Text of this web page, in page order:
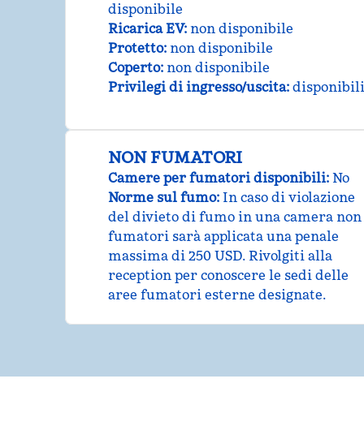
disponibile
Ricarica EV: non disponibile
Protetto: non disponibile
Coperto: non disponibile
Privilegi di ingresso/uscita: disponibili
NON FUMATORI
Camere per fumatori disponibili: No
Norme sul fumo: In caso di violazione
del divieto di fumo in una camera non
fumatori sarà applicata una penale
massima di 250 USD. Rivolgiti alla
reception per conoscere le sedi delle
aree fumatori esterne designate.